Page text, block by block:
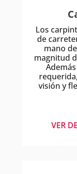
Los
de
mano
magnitud
visión y
VER